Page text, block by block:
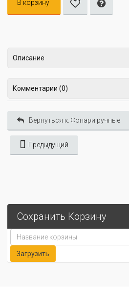
В корзину
Описание
Комментарии (0)
Вернуться к: Фонари ручные
Предыдущий
Сохранить Корзину